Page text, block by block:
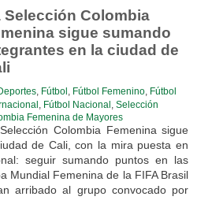
Selección Colombia
sigue sumando
en la ciudad de
, Fútbol Fútbol Femenino,
Fútbol
, Fútbol Nacional , Selección
Femenina de Mayores
Colombia Femenina sigue
de Cali, con la mira puesta en
seguir sumando puntos en las
Mundial Femenina de la FIFA Brasil
arribado al grupo convocado por